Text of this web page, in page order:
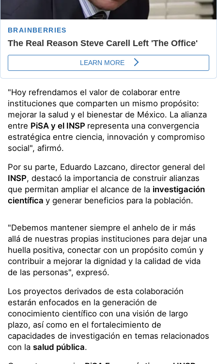
"Hoy refrendamos el valor de colaborar entre
instituciones que comparten un mismo propósito:
mejorar la salud y el bienestar de México. La alianza
entre PiSA y el INSP representa una convergencia
estratégica entre ciencia, innovación y compromiso
social", afirmó.
Por su parte, Eduardo Lazcano, director general del
INSP, destacó la importancia de construir alianzas
que permitan ampliar el alcance de la investigación
científica y generar beneficios para la población.
"Debemos mantener siempre el anhelo de ir más
allá de nuestras propias instituciones para dejar una
huella positiva, conectar con un propósito común y
contribuir a mejorar la dignidad y la calidad de vida
de las personas", expresó.
Los proyectos derivados de esta colaboración
estarán enfocados en la generación de
conocimiento científico con una visión de largo
plazo, así como en el fortalecimiento de
capacidades de investigación en temas relacionados
con la salud pública.